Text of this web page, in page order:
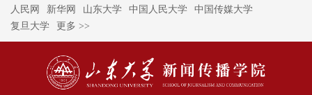
人民网
新华网 山东大学 中国人民大学
中国传媒大学
复旦大学
更多 >>